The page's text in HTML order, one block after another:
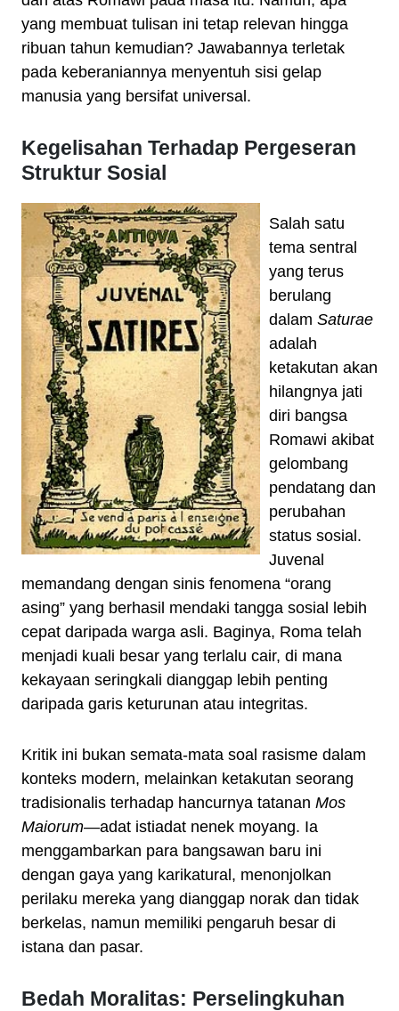
yang membuat tulisan ini tetap relevan hingga
ribuan tahun kemudian? Jawabannya terletak
pada keberaniannya menyentuh sisi gelap
manusia yang bersifat universal.
Kegelisahan Terhadap Pergeseran
Struktur Sosial
Salah satu
tema sentral
yang terus
berulang
dalam Saturae
adalah
ketakutan akan
hilangnya jati
diri bangsa
Romawi akibat
gelombang
pendatang dan
perubahan
status sosial.
Juvenal
memandang dengan sinis fenomena “orang
asing” yang berhasil mendaki tangga sosial lebih
cepat daripada warga asli. Baginya, Roma telah
menjadi kuali besar yang terlalu cair, di mana
kekayaan seringkali dianggap lebih penting
daripada garis keturunan atau integritas.
Kritik ini bukan semata-mata soal rasisme dalam
konteks modern, melainkan ketakutan seorang
tradisionalis terhadap hancurnya tatanan Mos
Maiorum—adat istiadat nenek moyang. Ia
menggambarkan para bangsawan baru ini
dengan gaya yang karikatural, menonjolkan
perilaku mereka yang dianggap norak dan tidak
berkelas, namun memiliki pengaruh besar di
istana dan pasar.
Bedah Moralitas: Perselingkuhan